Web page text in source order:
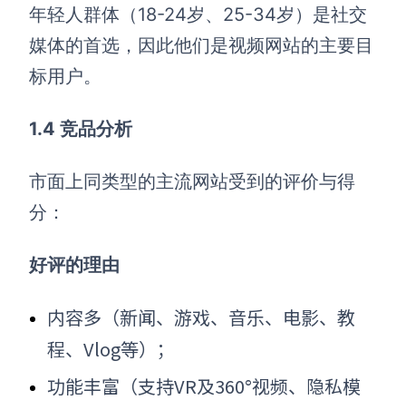
年轻人群体（18-24岁、25-34岁）是社交
媒体的首选，因此他们是视频网站的主要目
标用户。
1.4 竞品分析
市面上同类型的主流网站受到的评价与得
分：
好评的理由
内容多（新闻、游戏、音乐、电影、教
程、Vlog等）；
功能丰富（支持VR及360°视频、隐私模